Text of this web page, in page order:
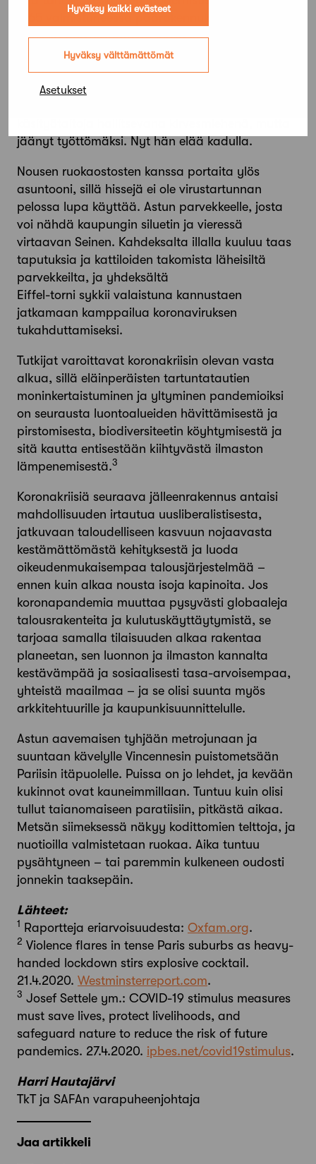
Hyväksy kaikki evästeet
Hyväksy välttämättömät
Asetukset
1965 valmistuneessa päärakennuksessa on kadun
puolella pylväskäytävä, jonka kivilattialla nukkuu
joka yö kymmeniä kulkureita. Juttelen erään
kodittoman, nelikymppisen miehen kanssa. Hän
on muuttanut Pariisiin Bulgariasta 20 vuotta
jäänyt työttömäksi. Nyt hän elää kadulla.
Nousen ruokaostosten kanssa portaita ylös
asuntooni, sillä hissejä ei ole virustartunnan
pelossa lupa käyttää. Astun parvekkeelle, josta
voi nähdä kaupungin siluetin ja vieressä
virtaavan Seinen. Kahdeksalta illalla kuuluu taas
taputuksia ja kattiloiden takomista läheisiltä
parvekkeilta, ja yhdeksältä
Eiffel-torni sykkii valaistuna kannustaen
jatkamaan kamppailua koronaviruksen
tukahduttamiseksi.
Tutkijat varoittavat koronakriisin olevan vasta
alkua, sillä eläinperäisten tartuntatautien
moninkertaistuminen ja yltyminen pandemioiksi
on seurausta luontoalueiden hävittämisestä ja
pirstomisesta, biodiversiteetin köyhtymisestä ja
sitä kautta entisestään kiihtyvästä ilmaston
lämpenemisestä.3
Koronakriisiä seuraava jälleenrakennus antaisi
mahdollisuuden irtautua uusliberalistisesta,
jatkuvaan taloudelliseen kasvuun nojaavasta
kestämättömästä kehityksestä ja luoda
oikeudenmukaisempaa talousjärjestelmää –
ennen kuin alkaa nousta isoja kapinoita. Jos
koronapandemia muuttaa pysyvästi globaaleja
talousrakenteita ja kulutuskäyttäytymistä, se
tarjoaa samalla tilaisuuden alkaa rakentaa
planeetan, sen luonnon ja ilmaston kannalta
kestävämpää ja sosiaalisesti tasa-arvoisempaa,
yhteistä maailmaa – ja se olisi suunta myös
arkkitehtuurille ja kaupunkisuunnittelulle.
Astun aavemaisen tyhjään metrojunaan ja
suuntaan kävelylle Vincennesin puistometsään
Pariisin itäpuolelle. Puissa on jo lehdet, ja kevään
kukinnot ovat kauneimmillaan. Tuntuu kuin olisi
tullut taianomaiseen paratiisiin, pitkästä aikaa.
Metsän siimeksessä näkyy kodittomien telttoja, ja
nuotioilla valmistetaan ruokaa. Aika tuntuu
pysähtyneen – tai paremmin kulkeneen oudosti
jonnekin taaksepäin.
Lähteet:
1 Raportteja eriarvoisuudesta: Oxfam.org.
2 Violence flares in tense Paris suburbs as heavy-
handed lockdown stirs explosive cocktail.
21.4.2020. Westminsterreport.com.
3 Josef Settele ym.: COVID-19 stimulus measures
must save lives, protect livelihoods, and
safeguard nature to reduce the risk of future
pandemics. 27.4.2020. ipbes.net/covid19stimulus.
Harri Hautajärvi
TkT ja SAFAn varapuheenjohtaja
Jaa artikkeli